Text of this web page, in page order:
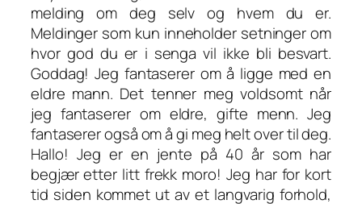
melding om deg selv og hvem du er.
Meldinger som kun inneholder setninger om
hvor god du er i senga vil ikke bli besvart.
Goddag! Jeg fantaserer om å ligge med en
eldre mann. Det tenner meg voldsomt når
jeg fantaserer om eldre, gifte menn. Jeg
fantaserer også om å gi meg helt over til deg.
Hallo! Jeg er en jente på 40 år som har
begjær etter litt frekk moro! Jeg har for kort
tid siden kommet ut av et langvarig forhold,